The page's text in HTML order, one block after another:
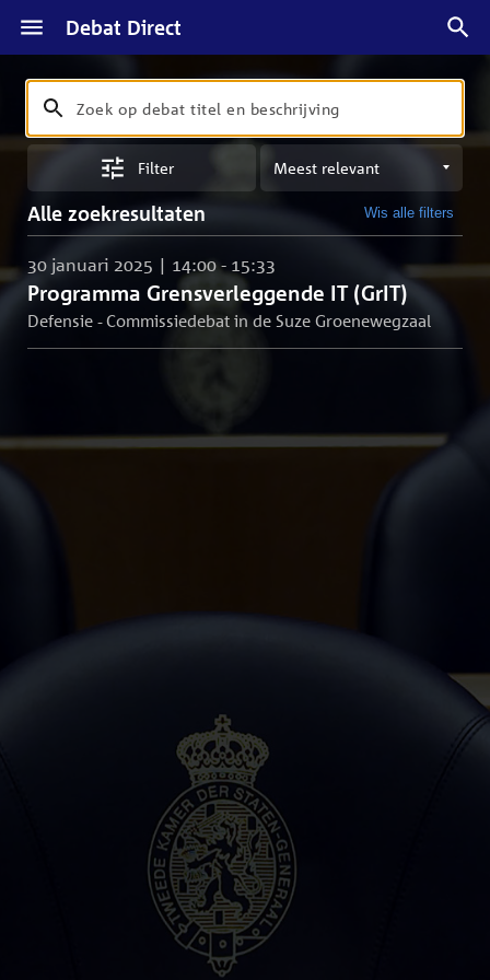
Debat Direct
Zoeken
Zoek
op
en
beschrijving
Filter
Sorteren
op
meest
Alle zoekresultaten Wis alle filters
Programma Grensverleggende IT (GrIT)
30 januari 2025 | 14:00 - 15:33
Defensie - Commissiedebat in de Suze Groenewegzaal